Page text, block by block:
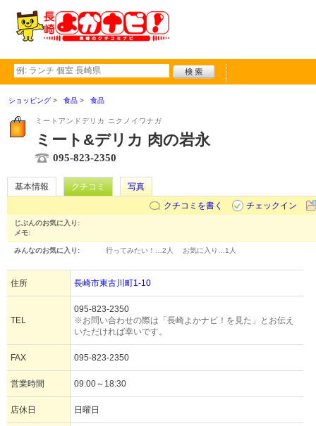
ショッピング 食品 食品
ミートアンドデリカ ニクノイワナガ
ミート&デリカ 肉の岩永
095-823-2350
基本情報 クチコミ
写真
クチコミを書く
チェックイン
じぶんのお気に入り:
メモ:
みんなのお気に入り: 行ってみたい！… 2人 お気に入り… 1人
住所 長崎市東古川町1-10
TEL
095-823-2350
※お問い合わせの際は「長崎よかナビ！を見た」とお伝え
いただければ幸いです。
FAX 095-823-2350
営業時間 09:00～18:30
店休日 日曜日